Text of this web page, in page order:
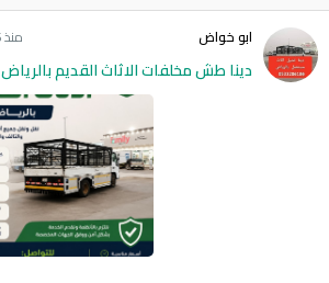
ابو خواض منذ 6 ساعات
دينا طش مخلفات الاثاث القديم بالرياض 0542119335